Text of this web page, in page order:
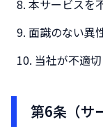
本サービスを
面識のない異
当社が不適
第6条（サ